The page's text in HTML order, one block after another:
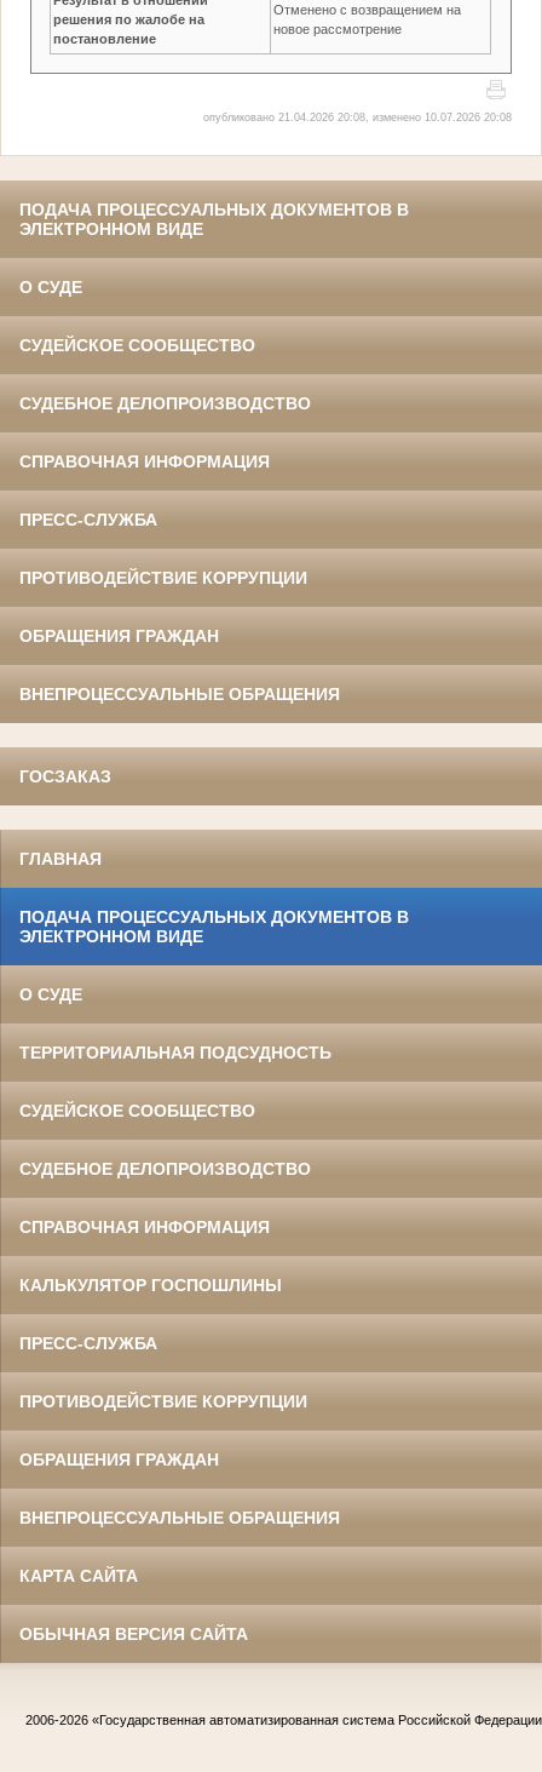
решения по жалобе на
постановление
Отменено с возвращением на
новое рассмотрение
опубликовано 21.04.2026 20:08, изменено 10.07.2026 20:08
ПОДАЧА ПРОЦЕССУАЛЬНЫХ ДОКУМЕНТОВ В
ЭЛЕКТРОННОМ ВИДЕ
О СУДЕ
СУДЕЙСКОЕ СООБЩЕСТВО
СУДЕБНОЕ ДЕЛОПРОИЗВОДСТВО
СПРАВОЧНАЯ ИНФОРМАЦИЯ
ПРЕСС-СЛУЖБА
ПРОТИВОДЕЙСТВИЕ КОРРУПЦИИ
ОБРАЩЕНИЯ ГРАЖДАН
ВНЕПРОЦЕССУАЛЬНЫЕ ОБРАЩЕНИЯ
ГОСЗАКАЗ
ГЛАВНАЯ
ПОДАЧА ПРОЦЕССУАЛЬНЫХ ДОКУМЕНТОВ В
ЭЛЕКТРОННОМ ВИДЕ
О СУДЕ
ТЕРРИТОРИАЛЬНАЯ ПОДСУДНОСТЬ
СУДЕЙСКОЕ СООБЩЕСТВО
СУДЕБНОЕ ДЕЛОПРОИЗВОДСТВО
СПРАВОЧНАЯ ИНФОРМАЦИЯ
КАЛЬКУЛЯТОР ГОСПОШЛИНЫ
ПРЕСС-СЛУЖБА
ПРОТИВОДЕЙСТВИЕ КОРРУПЦИИ
ОБРАЩЕНИЯ ГРАЖДАН
ВНЕПРОЦЕССУАЛЬНЫЕ ОБРАЩЕНИЯ
КАРТА САЙТА
ОБЫЧНАЯ ВЕРСИЯ САЙТА
2006-2026 «Государственная автоматизированная система Российской